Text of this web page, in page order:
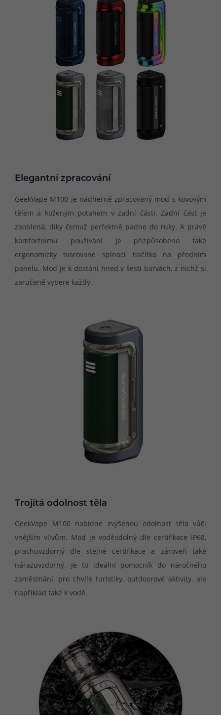
Elegantní zpracování
GeekVape M100 je nádherně zpracovaný mod s kovovým
tělem a koženým potahem v zadní části. Zadní část je
zaoblená, díky čemuž perfektně padne do ruky. A právě
komfortnímu používání je přizpůsobeno také
ergonomicky tvarované spínací tlačítko na předním
panelu. Mod je k dostání hned v šesti barvách, z nichž si
zaručeně vybere každý.
Trojitá odolnost těla
GeekVape M100 nabídne zvýšenou odolnost těla vůči
vnějším vlivům. Mod je voděodolný dle certifikace IP68,
prachuvzdorný dle stejné certifikace a zároveň také
nárazuvzdorný. Je to ideální pomocník do náročného
zaměstnání, pro chvíle turistiky, outdoorové aktivity, ale
například také k vodě.